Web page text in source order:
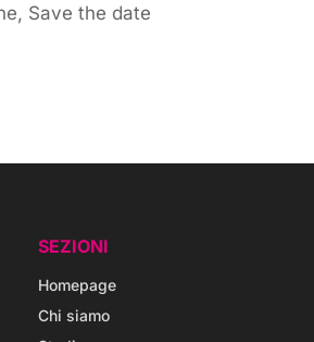
, Save the date
SEZIONI
Homepage
Chi siamo